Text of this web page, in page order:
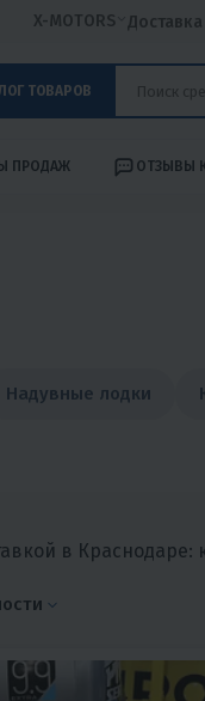
X-MOTORS
ТОВАРОВ
ПРОДАЖ ОТЗЫВЫ
Надувные лодки
в